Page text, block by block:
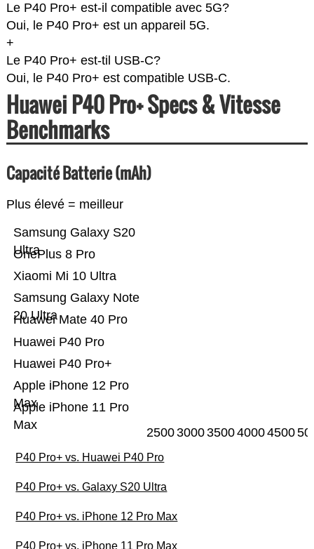
Le P40 Pro+ est-il compatible avec 5G?
Oui, le P40 Pro+ est un appareil 5G.
+
Le P40 Pro+ est-til USB-C?
Oui, le P40 Pro+ est compatible USB-C.
Huawei P40 Pro+ Specs & Vitesse
Benchmarks
Capacité Batterie (mAh)
Plus élevé = meilleur
Apple iPhone 11 Pro
Max
Apple iPhone 12 Pro
Max
Huawei P40 Pro+
Huawei P40 Pro
Huawei Mate 40 Pro
Samsung Galaxy Note
20 Ultra
Xiaomi Mi 10 Ultra
OnePlus 8 Pro
Samsung Galaxy S20
Ultra
25003000350040004500
P40 Pro+ vs. Huawei P40 Pro
P40 Pro+ vs. Galaxy S20 Ultra
P40 Pro+ vs. iPhone 12 Pro Max
P40 Pro+ vs. iPhone 11 Pro Max